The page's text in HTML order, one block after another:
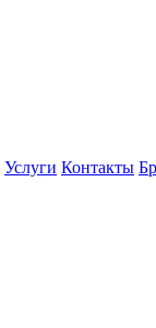
Услуги Контакты